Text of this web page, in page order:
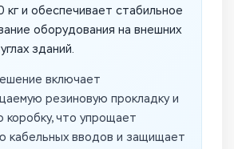
кг и обеспечивает стабильное
оборудования на внешних
зданий.
включает
резиновую прокладку и
коробку, что упрощает
кабельных вводов и защищает